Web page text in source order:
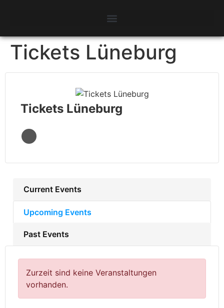
Tickets Lüneburg
Tickets Lüneburg
Current Events
Upcoming Events
Past Events
Zurzeit sind keine Veranstaltungen
vorhanden.